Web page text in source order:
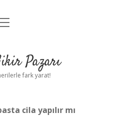
UyarıPazarı
fark yarat!
cila yapılır mı